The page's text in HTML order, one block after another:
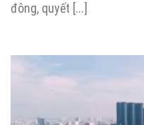
đông, quyết [...]